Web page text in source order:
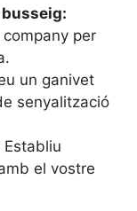
per
un ganivet
senyalització
Establiu
el vostre